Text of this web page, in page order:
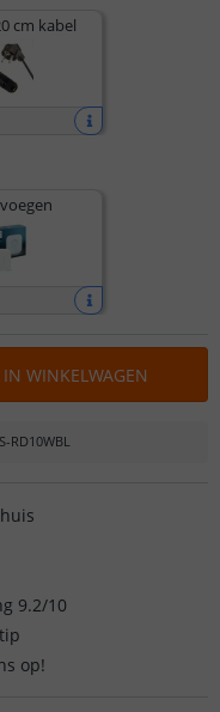
cm kabel
IN WINKELWAGEN
RD10WBL
9.2/10
op!